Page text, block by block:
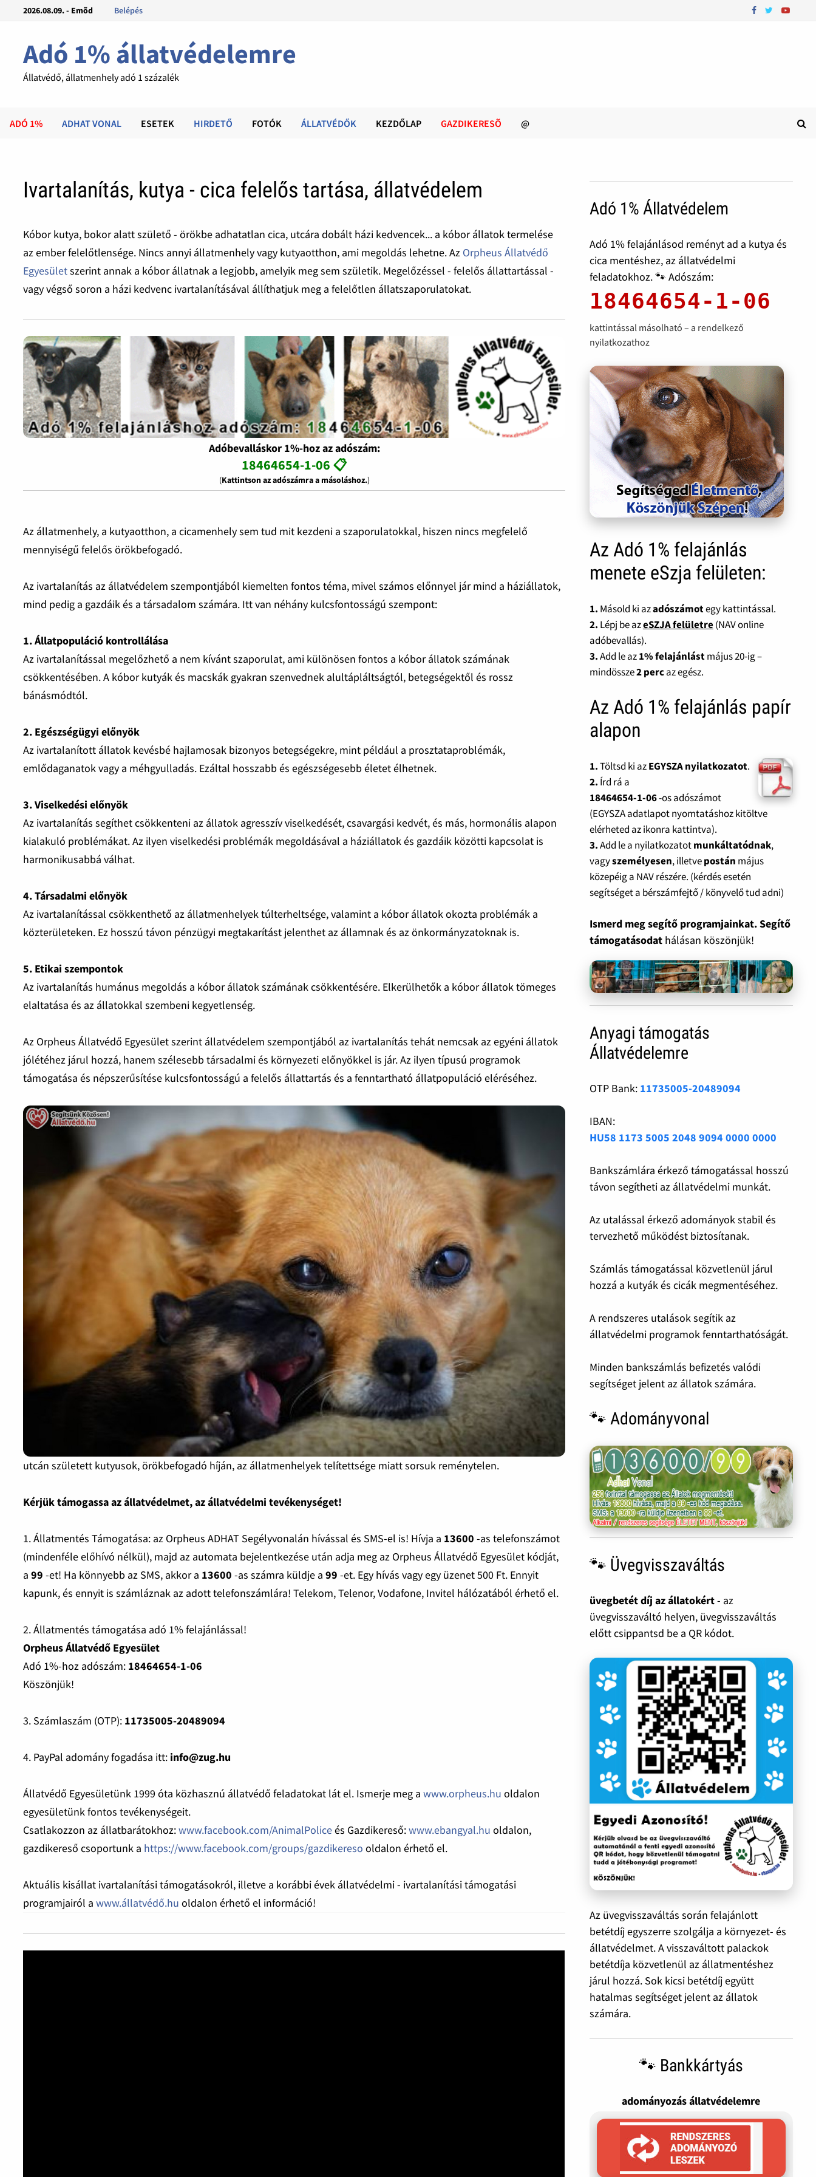
2026.08.09. - Emõd Belépés
Adó 1% állatvédelemre
Állatvédő, állatmenhely adó 1 százalék
ADÓ 1% ADHAT VONAL ESETEK HIRDETŐ FOTÓK ÁLLATVÉDŐK KEZDŐLAP GAZDIKERESÕ @
Ivartalanítás, kutya - cica felelős tartása, állatvédelem
Kóbor kutya, bokor alatt születő - örökbe adhatatlan cica, utcára dobált házi kedvencek... a kóbor állatok termelése
az ember felelőtlensége. Nincs annyi állatmenhely vagy kutyaotthon, ami megoldás lehetne. Az Orpheus Állatvédő
Egyesületszerint annak a kóbor állatnak a legjobb, amelyik meg sem születik. Megelőzéssel - felelős állattartással -
vagy végső soron a házi kedvenc ivartalanításával állíthatjuk meg a felelőtlen állatszaporulatokat.
Adóbevalláskor 1%-hoz az adószám:
18464654-1-06 📋
(Kattintson az adószámra a másoláshoz.)
Az állatmenhely, a kutyaotthon, a cicamenhely sem tud mit kezdeni a szaporulatokkal, hiszen nincs megfelelő
mennyiségű felelős örökbefogadó.
Az ivartalanítás az állatvédelem szempontjából kiemelten fontos téma, mivel számos előnnyel jár mind a háziállatok,
mind pedig a gazdáik és a társadalom számára. Itt van néhány kulcsfontosságú szempont:
1. Állatpopuláció kontrollálása
Az ivartalanítással megelőzhető a nem kívánt szaporulat, ami különösen fontos a kóbor állatok számának
csökkentésében. A kóbor kutyák és macskák gyakran szenvednek alultápláltságtól, betegségektől és rossz
bánásmódtól.
2. Egészségügyi előnyök
Az ivartalanított állatok kevésbé hajlamosak bizonyos betegségekre, mint például a prosztataproblémák,
emlődaganatok vagy a méhgyulladás. Ezáltal hosszabb és egészségesebb életet élhetnek.
3. Viselkedési előnyök
Az ivartalanítás segíthet csökkenteni az állatok agresszív viselkedését, csavargási kedvét, és más, hormonális alapon
kialakuló problémákat. Az ilyen viselkedési problémák megoldásával a háziállatok és gazdáik közötti kapcsolat is
harmonikusabbá válhat.
4. Társadalmi előnyök
Az ivartalanítással csökkenthető az állatmenhelyek túlterheltsége, valamint a kóbor állatok okozta problémák a
közterületeken. Ez hosszú távon pénzügyi megtakarítást jelenthet az államnak és az önkormányzatoknak is.
5. Etikai szempontok
Az ivartalanítás humánus megoldás a kóbor állatok számának csökkentésére. Elkerülhetők a kóbor állatok tömeges
elaltatása és az állatokkal szembeni kegyetlenség.
Az Orpheus Állatvédő Egyesület szerint állatvédelem szempontjából az ivartalanítás tehát nemcsak az egyéni állatok
jólétéhez járul hozzá, hanem szélesebb társadalmi és környezeti előnyökkel is jár. Az ilyen típusú programok
támogatása és népszerűsítése kulcsfontosságú a felelős állattartás és a fenntartható állatpopuláció eléréséhez.
utcán született kutyusok, örökbefogadó híján, az állatmenhelyek telítettsége miatt sorsuk reménytelen.
Kérjük támogassa az állatvédelmet, az állatvédelmi tevékenységet!
1. Állatmentés Támogatása: az Orpheus ADHAT Segélyvonalán hívással és SMS-el is! Hívja a 13600 -as telefonszámot
(mindenféle előhívó nélkül), majd az automata bejelentkezése után adja meg az Orpheus Állatvédő Egyesület kódját,
a99 -et! Ha könnyebb az SMS, akkor a 13600 -as számra küldje a99 -et. Egy hívás vagy egy üzenet 500 Ft. Ennyit
kapunk, és ennyit is számláznak az adott telefonszámlára! Telekom, Telenor, Vodafone, Invitel hálózatából érhető el.
2. Állatmentés támogatása adó 1% felajánlással!
Orpheus Állatvédő Egyesület
Adó 1%-hoz adószám: 18464654-1-06
Köszönjük!
3. Számlaszám (OTP): 11735005-20489094
4. PayPal adomány fogadása itt: info@zug.hu
Állatvédő Egyesületünk 1999 óta közhasznú állatvédő feladatokat lát el. Ismerje meg awww.orpheus.hu oldalon
egyesületünk fontos tevékenységeit.
Csatlakozzon az állatbarátokhoz:www.facebook.com/AnimalPoliceés Gazdikereső:www.ebangyal.hu oldalon,
gazdikereső csoportunk a https://www.facebook.com/groups/gazdikereso oldalon érhető el.
Aktuális kisállat ivartalanítási támogatásokról, illetve a korábbi évek állatvédelmi - ivartalanítási támogatási
programjairól awww.állatvédő.hu oldalon érhető el információ!
Adó 1% Állatvédelem
Adó 1% felajánlásod reményt ad a kutya és
cica mentéshez, az állatvédelmi
feladatokhoz. 🐾 Adószám:
18464654-1-06
kattintással másolható – a rendelkező
nyilatkozathoz
Az Adó 1% felajánlás
menete eSzja felületen:
1. Másold ki azadószámotegy kattintással.
2. Lépj be azeSZJA felületre(NAV online
adóbevallás).
3.Add le az1% felajánlástmájus 20-ig –
mindössze2 percaz egész.
Az Adó 1% felajánlás papír
alapon
1.Töltsd ki azEGYSZA nyilatkozatot.
2. Írd rá a
18464654-1-06-os adószámot
(EGYSZA adatlapot nyomtatáshoz kitöltve
elérheted az ikonra kattintva).
3.Add le a nyilatkozatotmunkáltatódnak,
vagyszemélyesen, illetvepostán május
közepéig a NAV részére. (kérdés esetén
segítséget a bérszámfejtő / könyvelő tud adni)
Ismerd meg segítő programjainkat. Segítő
támogatásodat hálásan köszönjük!
Anyagi támogatás
Állatvédelemre
OTP Bank: 11735005-20489094
IBAN:
HU58 1173 5005 2048 9094 0000 0000
Bankszámlára érkező támogatással hosszú
távon segítheti az állatvédelmi munkát.
Az utalással érkező adományok stabil és
tervezhető működést biztosítanak.
Számlás támogatással közvetlenül járul
hozzá a kutyák és cicák megmentéséhez.
A rendszeres utalások segítik az
állatvédelmi programok fenntarthatóságát.
Minden bankszámlás befizetés valódi
segítséget jelent az állatok számára.
🐾 Adományvonal
🐾 Üvegvisszaváltás
üvegbetét díj az állatokért- az
üvegvisszaváltó helyen, üvegvisszaváltás
előtt csippantsd be a QR kódot.
Az üvegvisszaváltás során felajánlott
betétdíj egyszerre szolgálja a környezet- és
állatvédelmet. A visszaváltott palackok
betétdíja közvetlenül az állatmentéshez
járul hozzá. Sok kicsi betétdíj együtt
hatalmas segítséget jelent az állatok
számára.
🐾 Bankkártyás
adományozás állatvédelemre